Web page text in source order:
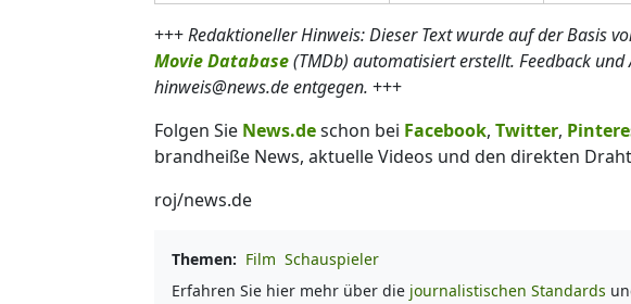
+++Redaktioneller Hinweis: Dieser Text wurde auf der Basis
Movie Database(TMDb) automatisiert erstellt. Feedback
hinweis@news.de entgegen. +++
Folgen Sie News.deschon bei Facebook, Twitter,
brandheiße News, aktuelle Videos und den direkten
roj/news.de
Themen: Film Schauspieler
Erfahren Sie hier mehr über die journalistischen Standards